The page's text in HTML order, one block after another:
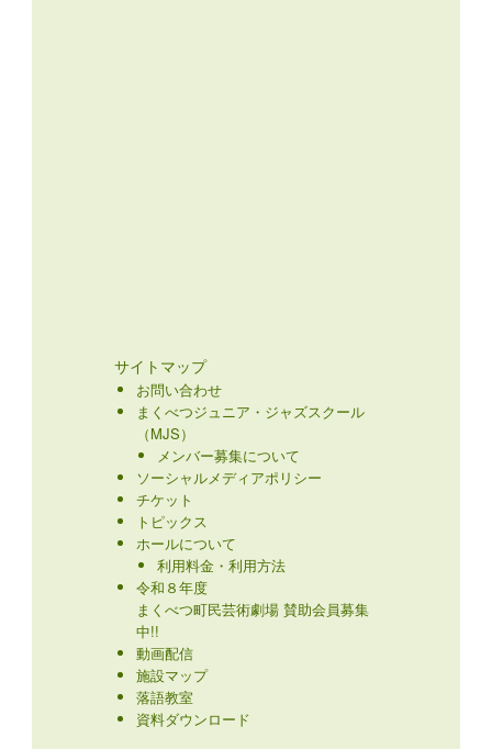
サイトマップ
お問い合わせ
まくべつジュニア・ジャズスクール
（MJS）
メンバー募集について
ソーシャルメディアポリシー
チケット
トピックス
ホールについて
利用料金・利用方法
令和８年度
まくべつ町民芸術劇場 賛助会員募集
中!!
動画配信
施設マップ
落語教室
資料ダウンロード